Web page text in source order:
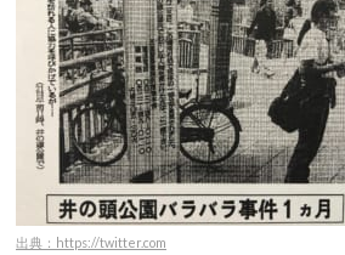
出典：https://twitter.com